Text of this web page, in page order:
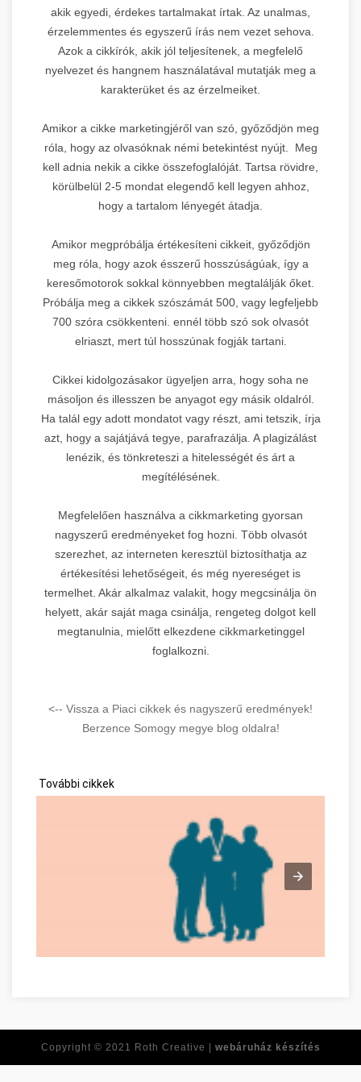
akik egyedi, érdekes tartalmakat írtak. Az unalmas,
érzelemmentes és egyszerű írás nem vezet sehova.
Azok a cikkírók, akik jól teljesítenek, a megfelelő
nyelvezet és hangnem használatával mutatják meg a
karakterüket és az érzelmeiket.
Amikor a cikke marketingjéről van szó, győződjön meg
róla, hogy az olvasóknak némi betekintést nyújt. Meg
kell adnia nekik a cikke összefoglalóját. Tartsa rövidre,
körülbelül 2-5 mondat elegendő kell legyen ahhoz,
hogy a tartalom lényegét átadja.
Amikor megpróbálja értékesíteni cikkeit, győződjön
meg róla, hogy azok ésszerű hosszúságúak, így a
keresőmotorok sokkal könnyebben megtalálják őket.
Próbálja meg a cikkek szószámát 500, vagy legfeljebb
700 szóra csökkenteni. ennél több szó sok olvasót
elriaszt, mert túl hosszúnak fogják tartani.
Cikkei kidolgozásakor ügyeljen arra, hogy soha ne
másoljon és illesszen be anyagot egy másik oldalról.
Ha talál egy adott mondatot vagy részt, ami tetszik, írja
azt, hogy a sajátjává tegye, parafrazálja. A plagizálást
lenézik, és tönkreteszi a hitelességét és árt a
megítélésének.
Megfelelően használva a cikkmarketing gyorsan
nagyszerű eredményeket fog hozni. Több olvasót
szerezhet, az interneten keresztül biztosíthatja az
értékesítési lehetőségeit, és még nyereséget is
termelhet. Akár alkalmaz valakit, hogy megcsinálja ön
helyett, akár saját maga csinálja, rengeteg dolgot kell
megtanulnia, mielőtt elkezdene cikkmarketinggel
foglalkozni.
<-- Vissza a Piaci cikkek és nagyszerű eredmények!
Berzence Somogy megye blog oldalra!
További cikkek
Copyright © 2021 Roth Creative | webáruház készítés